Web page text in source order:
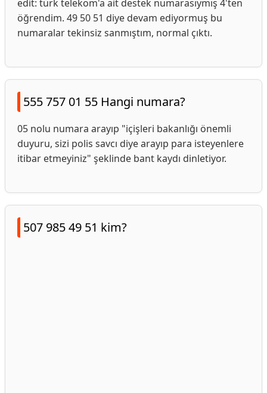
edit: türk telekom'a ait destek numarasıymış 4'ten
öğrendim. 49 50 51 diye devam ediyormuş bu
numaralar tekinsiz sanmıştım, normal çıktı.
555 757 01 55 Hangi numara?
05 nolu numara arayıp "içişleri bakanlığı önemli
duyuru, sizi polis savcı diye arayıp para isteyenlere
itibar etmeyiniz" şeklinde bant kaydı dinletiyor.
507 985 49 51 kim?